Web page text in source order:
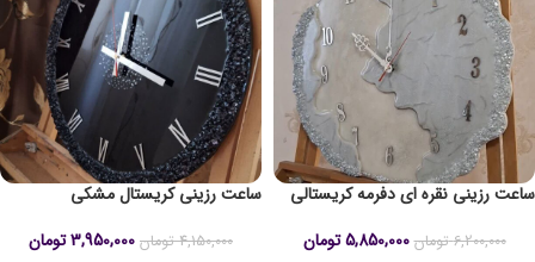
ساعت رزینی نقره ای دفرمه کریستالی
6,200,000 تومان 5,850,000 تومان
ساعت رزینی کریستال مشکی
4,150,000 تومان 3,950,000تومان